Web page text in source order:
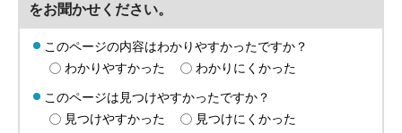
をお聞かせください。
このページの内容はわかりやすかったですか？
わかりやすかった
わかりにくかった
このページは見つけやすかったですか？
見つけやすかった
見つけにくかった